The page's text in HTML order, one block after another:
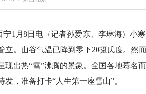
宁1月8日电（记者孙爱东、李琳海）小
立。山谷气温已降到零下20摄氏度。然
现出热“雪”沸腾的景象。全国各地慕名
发，准备打卡“人生第一座雪山”。